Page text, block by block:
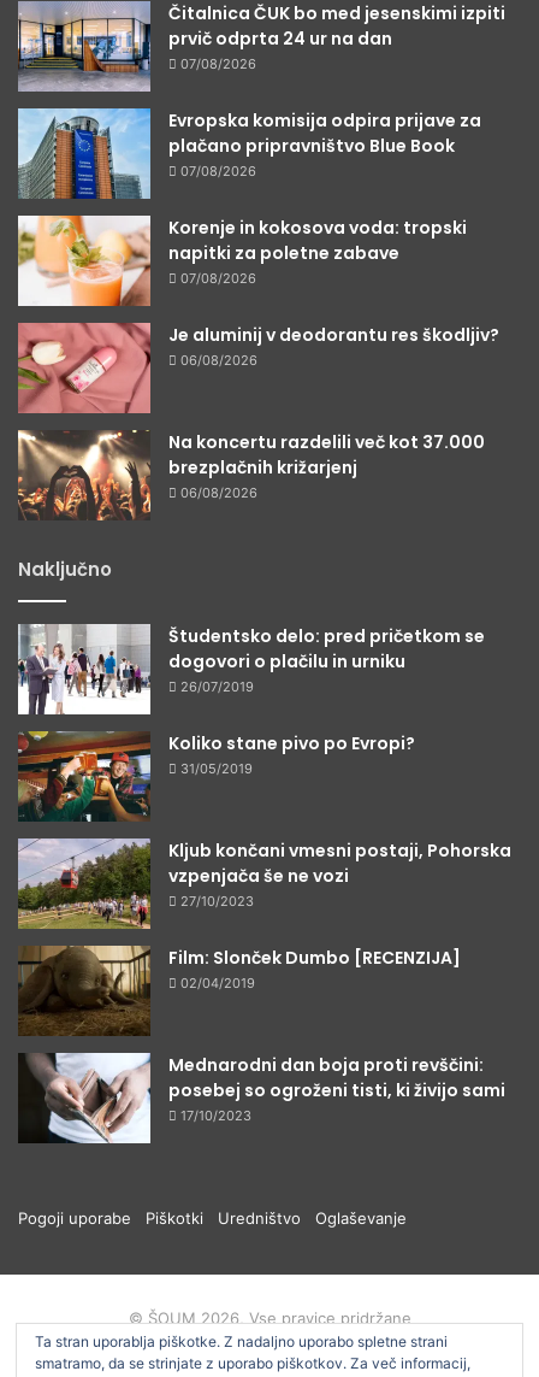
Čitalnica ČUK bo med jesenskimi izpiti
prvič odprta 24 ur na dan
07/08/2026
Evropska komisija odpira prijave za
plačano pripravništvo Blue Book
07/08/2026
Korenje in kokosova voda: tropski
napitki za poletne zabave
07/08/2026
Je aluminij v deodorantu res škodljiv?
06/08/2026
Na koncertu razdelili več kot 37.000
brezplačnih križarjenj
06/08/2026
Naključno
Študentsko delo: pred pričetkom se
dogovori o plačilu in urniku
26/07/2019
Koliko stane pivo po Evropi?
31/05/2019
Kljub končani vmesni postaji, Pohorska
vzpenjača še ne vozi
27/10/2023
Film: Slonček Dumbo [RECENZIJA]
02/04/2019
Mednarodni dan boja proti revščini:
posebej so ogroženi tisti, ki živijo sami
17/10/2023
Pogoji uporabe Piškotki Uredništvo Oglaševanje
© ŠOUM 2026, Vse pravice pridržane
Ta stran uporablja piškotke. Z nadaljno uporabo spletne strani
smatramo, da se strinjate z uporabo piškotkov. Za več informacij,